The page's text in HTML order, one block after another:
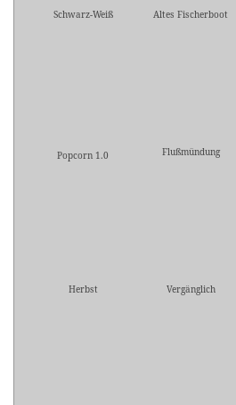
Schwarz-Weiß
Altes Fischerboot
Popcorn 1.0
Flußmündung
Herbst Vergänglich